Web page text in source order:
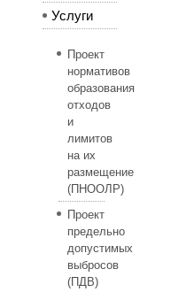
Услуги
Проект
нормативов
образования
отходов
и
лимитов
на их
размещение
(ПНООЛР)
Проект
предельно
допустимых
выбросов
(ПДВ)